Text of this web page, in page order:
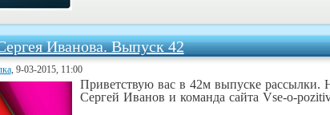
Иванова. Выпуск 42
, 9-03-2015, 11:00
Приветствую вас в 42м выпуске рассылки.
Сергей Иванов и команда сайта Vse-o-